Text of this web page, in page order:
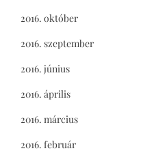
2016. október
2016. szeptember
2016. június
2016. április
2016. március
2016. február